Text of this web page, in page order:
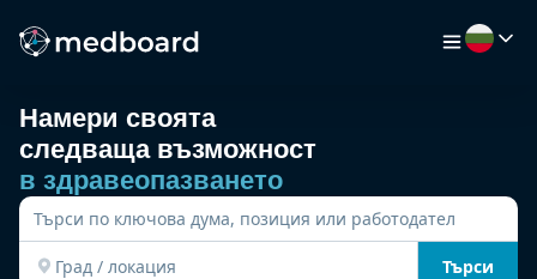
НАЧАЛО
РАБОТА
Намери своята
следваща възможност
в здравеопазването
Търси